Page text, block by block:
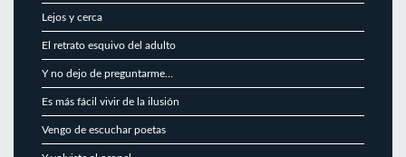
Lejos y cerca
El retrato esquivo del adulto
Y no dejo de preguntarme…
Es más fácil vivir de la ilusión
Vengo de escuchar poetas